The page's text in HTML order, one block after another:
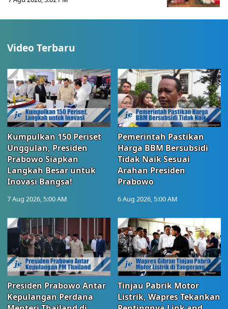
Video Terbaru
Kumpulkan 150 Periset
Unggulan, Presiden
Prabowo Siapkan
Langkah Besar untuk
Inovasi Bangsa!
7 Aug 2026, 5:00 AM
Pemerintah Pastikan
Harga BBM Bersubsidi
Tidak Naik Sesuai
Arahan Presiden
Prabowo
6 Aug 2026, 5:00 AM
Presiden Prabowo Antar
Kepulangan Perdana
Tinjau Pabrik Motor
Listrik, Wapres Tekankan